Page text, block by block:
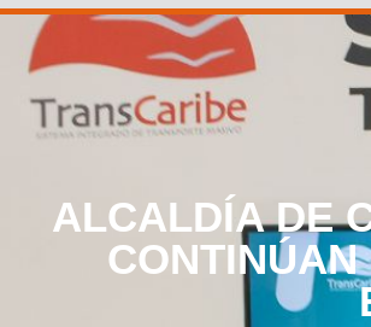
ALCALDÍA DE